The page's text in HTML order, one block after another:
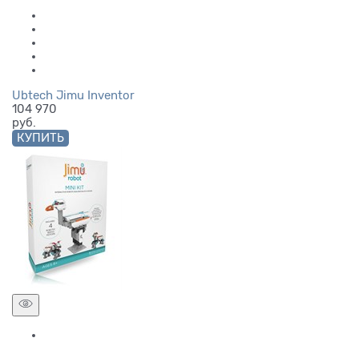
Ubtech Jimu Inventor
104 970
руб.
КУПИТЬ